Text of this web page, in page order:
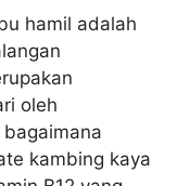
hamil adalah
oleh
kambing kaya